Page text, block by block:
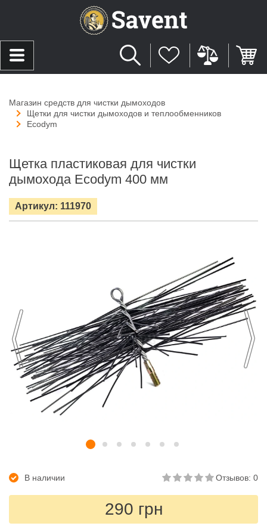
Магазин средств для чистки дымоходов
Щетки для чистки дымоходов и теплообменников
Ecodym
Щетка пластиковая для чистки
дымохода Ecodym 400 мм
Артикул: 111970
В наличии Отзывов: 0
290 грн